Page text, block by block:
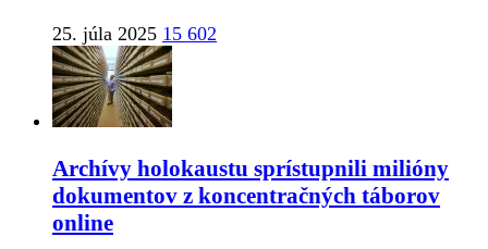
25. júla 2025 15 602
Archívy holokaustu sprístupnili milióny
dokumentov z koncentračných táborov
online